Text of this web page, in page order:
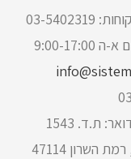
5402319
17:00
ת.ד. 1543